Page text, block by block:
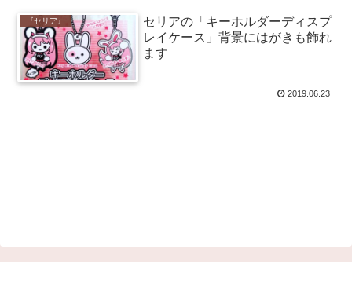
『セリア』
セリアの「キーホルダーディスプ
レイケース」背景にはがきも飾れ
ます
2019.06.23